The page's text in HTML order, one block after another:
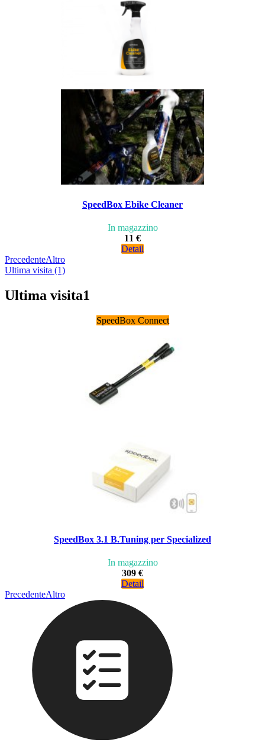
SpeedBox Ebike Cleaner
In magazzino
11 €
Detail
PrecedenteAltro
Ultima visita (1)
Ultima visita1
SpeedBox Connect
SpeedBox 3.1 B.Tuning per Specialized
In magazzino
309 €
Detail
PrecedenteAltro